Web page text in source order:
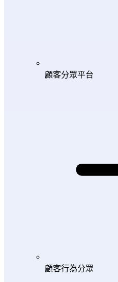
顧客分眾平台
顧客行為分眾